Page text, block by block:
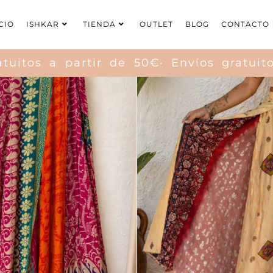
ISHKAR TIENDA OUTLET BLOG CONTACTO
a partir de 50€· Envíos